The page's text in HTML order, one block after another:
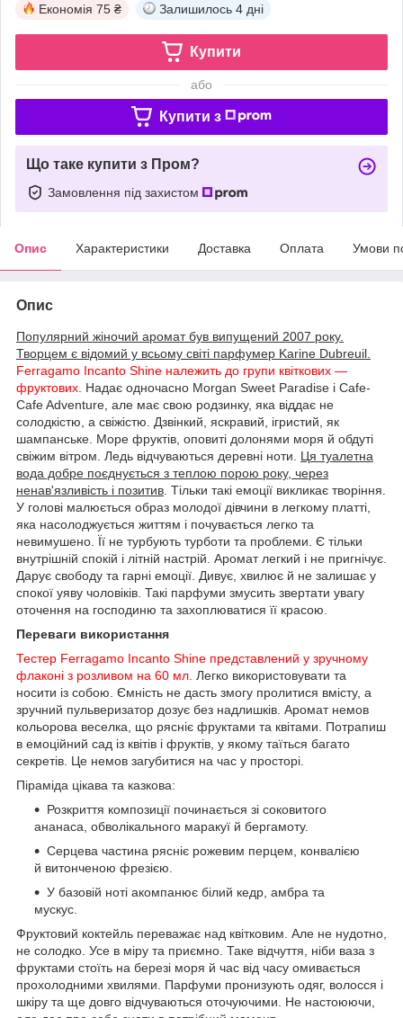
Економія 75 ₴ Залишилось 4 дні
Купити
або
Купити з
Що таке купити з Пром?
Замовлення під захистом
Опис Характеристики Доставка Оплата Умови
Опис
Популярний жіночий аромат був випущений 2007 року.
Творцем є відомий у всьому світі парфумер Karine Dubreuil.
Ferragamo Incanto Shine належить до групи квіткових —
фруктових. Надає одночасно Morgan Sweet Paradise і Cafe-
Cafe Adventure, але має свою родзинку, яка віддає не
солодкістю, а свіжістю. Дзвінкий, яскравий, ігристий, як
шампанське. Море фруктів, оповиті долонями моря й обдуті
свіжим вітром. Ледь відчуваються деревні ноти. Ця туалетна
вода добре поєднується з теплою порою року, через
ненав'язливість і позитив . Тільки такі емоції викликає творіння.
У голові малюється образ молодої дівчини в легкому платті,
яка насолоджується життям і почувається легко та
невимушено. Її не турбують турботи та проблеми. Є тільки
внутрішній спокій і літній настрій. Аромат легкий і не пригнічує.
Дарує свободу та гарні емоції. Дивує, хвилює й не залишає у
спокої уяву чоловіків. Такі парфуми змусить звертати увагу
оточення на господиню та захоплюватися її красою.
Переваги використання
Тестер Ferragamo Incanto Shine представлений у зручному
флаконі з розливом на 60 мл. Легко використовувати та
носити із собою. Ємність не дасть змогу пролитися вмісту, а
зручний пульверизатор дозує без надлишків. Аромат немов
кольорова веселка, що рясніє фруктами та квітами. Потрапиш
в емоційний сад із квітів і фруктів, у якому таїться багато
секретів. Це немов загубитися на час у просторі.
Піраміда цікава та казкова:
Розкриття композиції починається зі соковитого
ананаса, обволікального маракуї й бергамоту.
Серцева частина рясніє рожевим перцем, конвалією
й витонченою фрезією.
У базовій ноті акомпанює білий кедр, амбра та
мускус.
Фруктовий коктейль переважає над квітковим. Але не нудотно,
не солодко. Усе в міру та приємно. Таке відчуття, ніби ваза з
фруктами стоїть на березі моря й час від часу омивається
прохолодними хвилями. Парфуми пронизують одяг, волосся і
шкіру та ще довго відчуваються оточуючими. Не настоюючи,